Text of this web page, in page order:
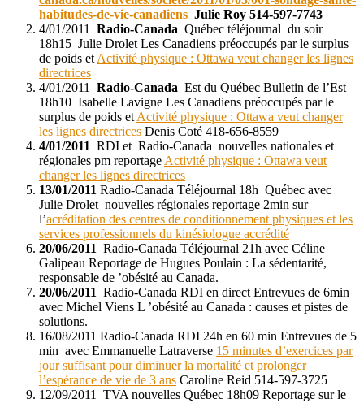
habitudes-de-vie-canadiens Julie Roy 514-597-7743
4/01/2011 Radio-Canada Québec téléjournal du soir
18h15 Julie Drolet Les Canadiens préoccupés par le surplus
de poids et Activité physique : Ottawa veut changer les lignes
directrices
4/01/2011 Radio-Canada Est du Québec Bulletin de l’Est
18h10 Isabelle Lavigne Les Canadiens préoccupés par le
surplus de poids et Activité physique : Ottawa veut changer
les lignes directrices Denis Coté 418-656-8559
4/01/2011 RDI et Radio-Canada nouvelles nationales et
régionales pm reportage Activité physique : Ottawa veut
changer les lignes directrices
13/01/2011 Radio-Canada Téléjournal 18h Québec avec
Julie Drolet nouvelles régionales reportage 2min sur
l’acréditation des centres de conditionnement physiques et les
services professionnels du kinésiologue accrédité
20/06/2011 Radio-Canada Téléjournal 21h avec Céline
Galipeau Reportage de Hugues Poulain : La sédentarité,
responsable de ’obésité au Canada.
20/06/2011 Radio-Canada RDI en direct Entrevues de 6min
avec Michel Viens L ’obésité au Canada : causes et pistes de
solutions.
16/08/2011 Radio-Canada RDI 24h en 60 min Entrevues de 5
min avec Emmanuelle Latraverse 15 minutes d’exercices par
jour suffisant pour diminuer la mortalité et prolonger
l’espérance de vie de 3 ans Caroline Reid 514-597-3725
12/09/2011 TVA nouvelles Québec 18h09 Reportage sur le